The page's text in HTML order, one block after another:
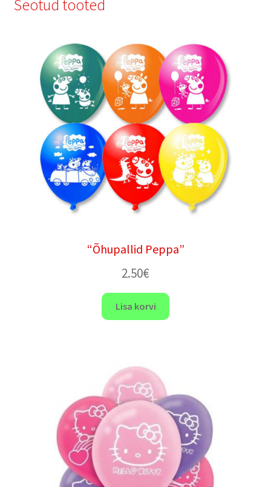
Seotud tooted
“Õhupallid Peppa”
2.50€
Lisa korvi